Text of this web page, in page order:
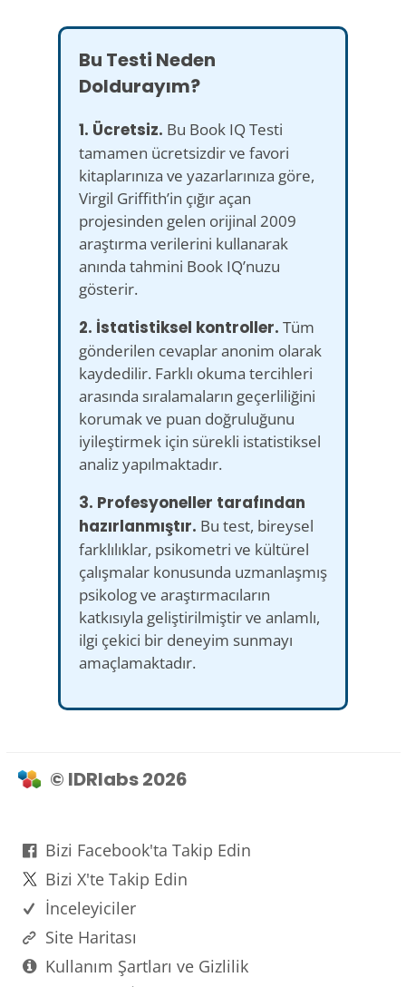
Bu Testi Neden
Doldurayım?
1. Ücretsiz. Bu Book IQ Testi
tamamen ücretsizdir ve favori
kitaplarınıza ve yazarlarınıza göre,
Virgil Griffith’in çığır açan
projesinden gelen orijinal 2009
araştırma verilerini kullanarak
anında tahmini Book IQ’nuzu
gösterir.
2. İstatistiksel kontroller. Tüm
gönderilen cevaplar anonim olarak
kaydedilir. Farklı okuma tercihleri
arasında sıralamaların geçerliliğini
korumak ve puan doğruluğunu
iyileştirmek için sürekli istatistiksel
analiz yapılmaktadır.
3. Profesyoneller tarafından
hazırlanmıştır. Bu test, bireysel
farklılıklar, psikometri ve kültürel
çalışmalar konusunda uzmanlaşmış
psikolog ve araştırmacıların
katkısıyla geliştirilmiştir ve anlamlı,
ilgi çekici bir deneyim sunmayı
amaçlamaktadır.
© IDRlabs 2026
Bizi Facebook'ta Takip Edin
Bizi X'te Takip Edin
İnceleyiciler
Site Haritası
Kullanım Şartları ve Gizlilik